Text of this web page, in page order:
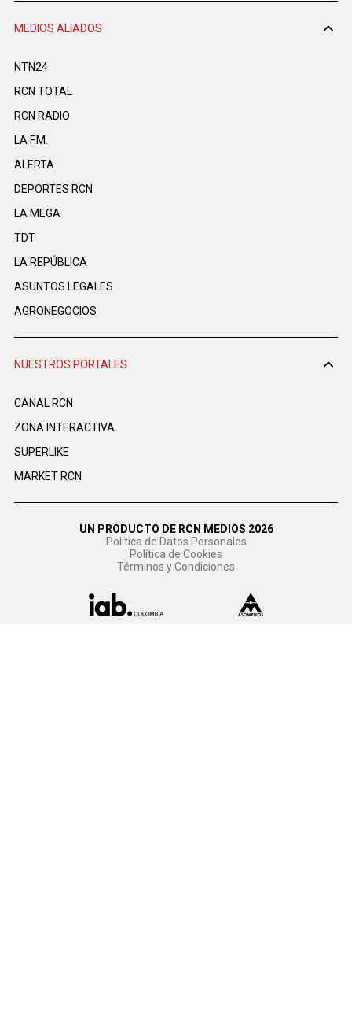
MEDIOS ALIADOS
NTN24
RCN TOTAL
RCN RADIO
LA F.M.
ALERTA
DEPORTES RCN
LA MEGA
TDT
LA REPÚBLICA
ASUNTOS LEGALES
AGRONEGOCIOS
NUESTROS PORTALES
CANAL RCN
ZONA INTERACTIVA
SUPERLIKE
MARKET RCN
UN PRODUCTO DE RCN MEDIOS 2026
Política de Datos Personales
Política de Cookies
Términos y Condiciones